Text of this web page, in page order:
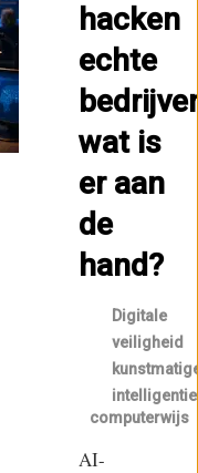
hacken
echte
wat is
er aan
de
hand?
Digitale
veiligheid
intelligentie
computerwijs
AI-